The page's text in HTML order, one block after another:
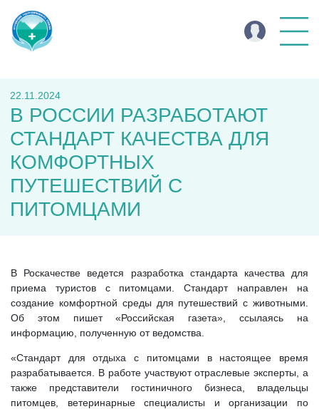
22.11.2024
В РОССИИ РАЗРАБОТАЮТ
СТАНДАРТ КАЧЕСТВА ДЛЯ
КОМФОРТНЫХ
ПУТЕШЕСТВИЙ С
ПИТОМЦАМИ
В Роскачестве ведется разработка стандарта качества для
приема туристов с питомцами. Стандарт направлен на
создание комфортной среды для путешествий с животными.
Об этом пишет «Российская газета», ссылаясь на
информацию, полученную от ведомства.
«Стандарт для отдыха с питомцами в настоящее время
разрабатывается. В работе участвуют отраслевые эксперты, а
также представители гостиничного бизнеса, владельцы
питомцев, ветеринарные специалисты и организации по